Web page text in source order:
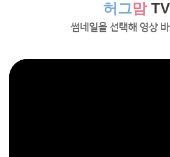
허그맘TV
썸네일을 선택해 영상